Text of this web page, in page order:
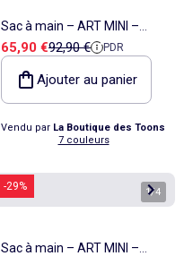
Sac à main – ART MINI –
Kipling
Prix de vente
65,90 €Prix de référence
92,90 € PDR
Ajouter au panier
Vendu par La Boutique des Toons
7 couleurs
-29% 1/4
Sac à main – ART MINI –